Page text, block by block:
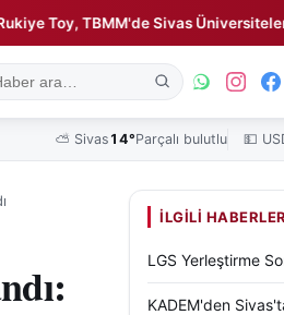
Toy, TBMM'de Sivas Üniversitelerini
Kültür, Sanat ve Tarih Yaşam
⛅ Sivas 14°Parçalı bulutlu 💵
İLGILI HABERLER
LGS Yerleştirme
KADEM'den